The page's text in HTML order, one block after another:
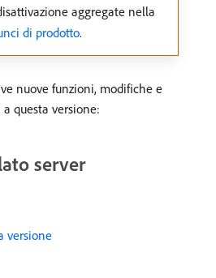
aggregate nella
di prodotto.
nuove funzioni, modifiche e
questa versione:
server
versione